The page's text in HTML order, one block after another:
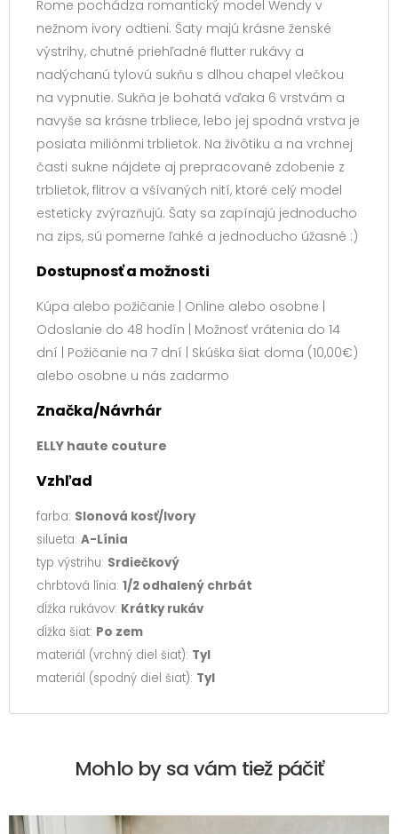
Rome pochádza romantický model Wendy v
nežnom ivory odtieni. Šaty majú krásne ženské
výstrihy, chutné priehľadné flutter rukávy a
nadýchanú tylovú sukňu s dlhou chapel vlečkou
na vypnutie. Sukňa je bohatá vďaka 6 vrstvám a
navyše sa krásne trbliece, lebo jej spodná vrstva je
posiata miliónmi trblietok. Na živôtiku a na vrchnej
časti sukne nájdete aj prepracované zdobenie z
trblietok, flitrov a všívaných nití, ktoré celý model
esteticky zvýrazňujú. Šaty sa zapínajú jednoducho
na zips, sú pomerne ľahké a jednoducho úžasné :)
Dostupnosť a možnosti
Kúpa alebo požičanie | Online alebo osobne |
Odoslanie do 48 hodín | Možnosť vrátenia do 14
dní | Požičanie na 7 dní | Skúška šiat doma (10,00€)
alebo osobne u nás zadarmo
Značka/Návrhár
ELLY haute couture
Vzhľad
farba: Slonová kosť/Ivory
silueta: A-Línia
typ výstrihu: Srdiečkový
chrbtová línia: 1/2 odhalený chrbát
dĺžka rukávov: Krátky rukáv
dĺžka šiat: Po zem
materiál (vrchný diel šiat): Tyl
materiál (spodný diel šiat): Tyl
Mohlo by sa vám tiež páčiť